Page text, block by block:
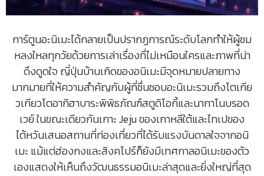
การ์ตูนอะนิเมะได้กลายเป็นปรากฏการณ์ระดับโลกทำให้ผู้ชม
หลงใหลทุกวัยด้วยการเล่าเรื่องที่ไม่เหมือนใครและภาพที่น่า
ดึงดูดใจ ญี่ปุ่นบ้านเกิดของอนิเมะมีจุดหมายปลายทาง
มากมายที่ให้ความสำคัญกับผู้ที่ชื่นชอบอะนิเมะรวมถึงโตเกีย
วเกียวโตอากิฮาบาระพิพิธภัณฑ์สตูดิโอกี้และนากาโนบรอด
เวย์ ในขณะเดียวกันเกาะ Jeju ของเกาหลีใต้และไทเปของ
ไต้หวันเสนอสถานที่ท่องเที่ยวที่ได้รับแรงบันดาลใจจากอนิ
เมะ แม้แต่ฮ่องกงและสิงคโปร์ก็ยังมีเทศกาลอนิเมะของตัว
เองแสดงให้เห็นถึงวัฒนธรรมอนิเมะล่าสุดและยิ่งใหญ่ที่สุด